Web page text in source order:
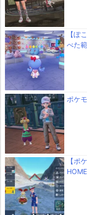
【ぽ
べた
ポケ
【ポ